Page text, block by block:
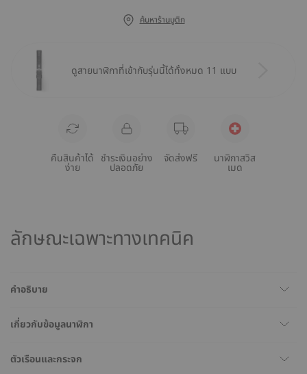
ค้นหาร้านบูติก
ดูสายนาฬิกาที่เข้ากับรุ่นนี้ได้ทั้งหมด 11 แบบ
คืนสินค้าได้
ง่าย
ชำระเงินอย่าง
ปลอดภัย
จัดส่งฟรี นาฬิกาสวิส
เมด
ลักษณะเฉพาะทางเทคนิค
คำอธิบาย
เกี่ยวกับข้อมูลนาฬิกา
ตัวเรือนและกระจก